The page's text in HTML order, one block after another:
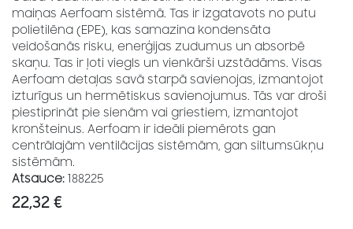
maiņas Aerfoam sistēmā. Tas ir izgatavots no putu
polietilēna (EPE), kas samazina kondensāta
veidošanās risku, enerģijas zudumus un absorbē
skaņu. Tas ir ļoti viegls un vienkārši uzstādāms. Visas
Aerfoam detaļas savā starpā savienojas, izmantojot
izturīgus un hermētiskus savienojumus. Tās var droši
piestiprināt pie sienām vai griestiem, izmantojot
kronšteinus. Aerfoam ir ideāli piemērots gan
centrālajām ventilācijas sistēmām, gan siltumsūkņu
sistēmām.
Atsauce: 188225
22,32 €